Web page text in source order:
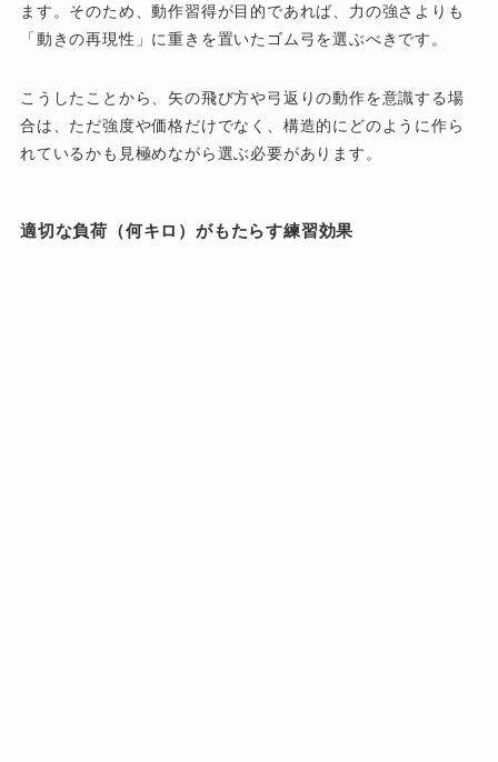
ます。そのため、動作習得が目的であれば、力の強さよりも
「動きの再現性」に重きを置いたゴム弓を選ぶべきです。
こうしたことから、矢の飛び方や弓返りの動作を意識する場
合は、ただ強度や価格だけでなく、構造的にどのように作ら
れているかも見極めながら選ぶ必要があります。
適切な負荷（何キロ）がもたらす練習効果